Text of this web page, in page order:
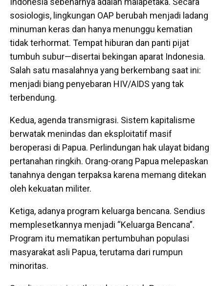
sosiologis, lingkungan OAP berubah menjadi ladang
minuman keras dan hanya menunggu kematian
tidak terhormat. Tempat hiburan dan panti pijat
tumbuh subur—disertai bekingan aparat Indonesia.
Salah satu masalahnya yang berkembang saat ini:
menjadi biang penyebaran HIV/AIDS yang tak
terbendung.
Kedua, agenda transmigrasi. Sistem kapitalisme
berwatak menindas dan eksploitatif masif
beroperasi di Papua. Perlindungan hak ulayat bidang
pertanahan ringkih. Orang-orang Papua melepaskan
tanahnya dengan terpaksa karena memang ditekan
oleh kekuatan militer.
Ketiga, adanya program keluarga bencana. Sendius
memplesetkannya menjadi “Keluarga Bencana”.
Program itu mematikan pertumbuhan populasi
masyarakat asli Papua, terutama dari rumpun
minoritas.